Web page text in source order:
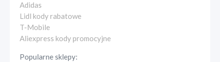
Adidas
Lidl kody rabatowe
T-Mobile
Aliexpress kody promocyjne
Popularne sklepy: